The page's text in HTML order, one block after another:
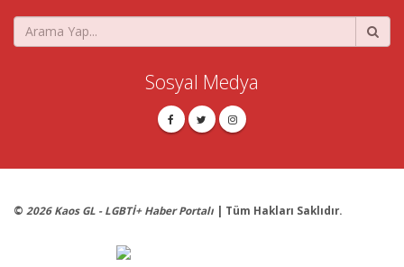
Sosyal Medya
© 2026 Kaos GL - LGBTİ+ Haber Portalı | Tüm Hakları Saklıdır.